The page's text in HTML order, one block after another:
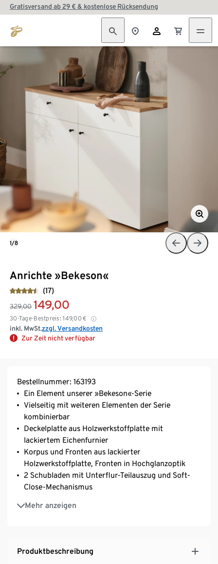
Gratisversand ab 29 € & kostenlose Rücksendung
Anrichte »Bekeson«
(17)
329,00 149,00
30-Tage-Bestpreis: 149,00 €
inkl. MwSt.zzgl. Versandkosten
Zur Zeit nicht verfügbar
1/8
Bestellnummer: 163193
Ein Element unserer »Bekeson«-Serie
Vielseitig mit weiteren Elementen der Serie
kombinierbar
Deckelplatte aus Holzwerkstoffplatte mit
lackiertem Eichenfurnier
Korpus und Fronten aus lackierter
Holzwerkstoffplatte, Fronten in Hochglanzoptik
2 Schubladen mit Unterflur-Teilauszug und Soft-
Close-Mechanismus
Mehr anzeigen
2 Türen mit Klickscharnieren und Softc-Cose-
Mechanismus
Mit 5 höhenverstellbaren Kunststofffüßen für einen
festen Stand auch auf unebenen Flächen
Produktbeschreibung